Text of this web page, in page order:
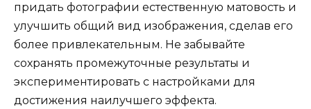
придать фотографии естественную матовость и
улучшить общий вид изображения, сделав его
более привлекательным. Не забывайте
сохранять промежуточные результаты и
экспериментировать с настройками для
достижения наилучшего эффекта.